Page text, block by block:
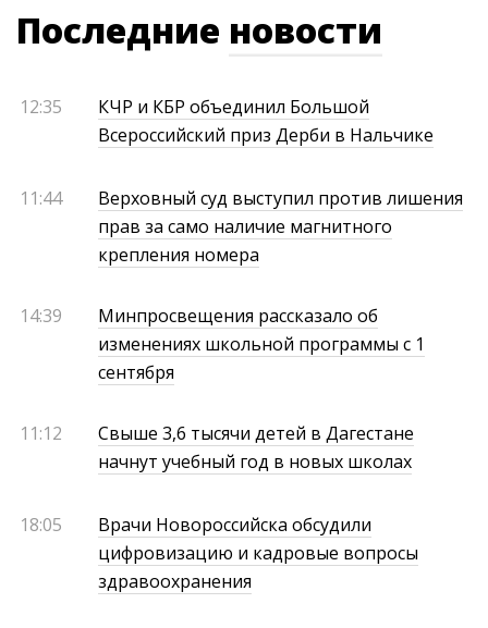
Последние новости
12:35
КЧР и КБР объединил Большой
Всероссийский приз Дерби в Нальчике
11:44
Верховный суд выступил против лишения
прав за само наличие магнитного
крепления номера
14:39
Минпросвещения рассказало об
изменениях школьной программы с 1
сентября
11:12
Свыше 3,6 тысячи детей в Дагестане
начнут учебный год в новых школах
18:05
Врачи Новороссийска обсудили
цифровизацию и кадровые вопросы
здравоохранения